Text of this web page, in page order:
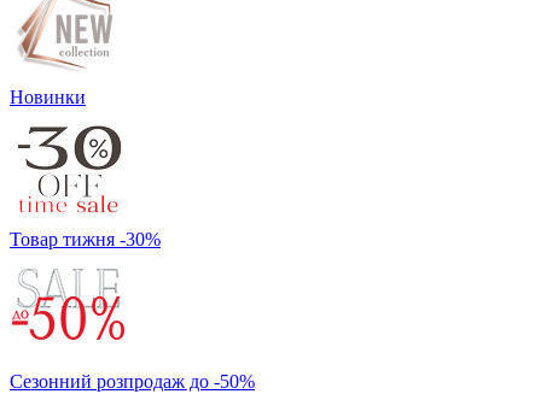
Новинки
Товар тижня -30%
Сезонний розпродаж до -50%